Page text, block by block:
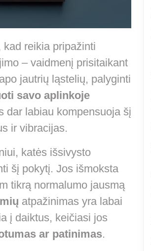
reikia pripažinti
– vaidmenį prisitaikant
jautrių ląstelių, palyginti
savo aplinkoje
dar labiau kompensuoja šį
ir vibracijas.
katės išsivysto
šį pokytį. Jos išmoksta
tikrą normalumo jausmą
atpažinimas yra labai
į daiktus, keičiasi jos
ar patinimas.